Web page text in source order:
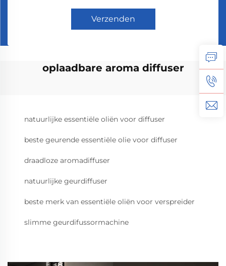
Verzenden
oplaadbare aroma diffuser
natuurlijke essentiële oliën voor diffuser
beste geurende essentiële olie voor diffuser
draadloze aromadiffuser
natuurlijke geurdiffuser
beste merk van essentiële oliën voor verspreider
slimme geurdifussormachine